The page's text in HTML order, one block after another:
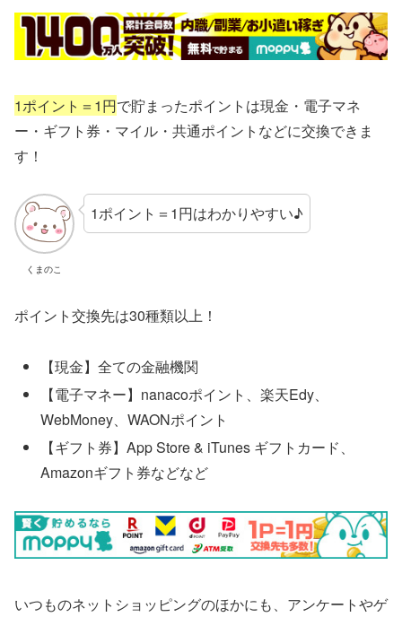
1ポイント＝1円で貯まったポイントは現金・電子マネ
ー・ギフト券・マイル・共通ポイントなどに交換できま
す！
くまのこ
1ポイント＝1円はわかりやすい♪
ポイント交換先は30種類以上！
【現金】全ての金融機関
【電子マネー】nanacoポイント、楽天Edy、
WebMoney、WAONポイント
【ギフト券】App Store & iTunes ギフトカード、
Amazonギフト券などなど
いつものネットショッピングのほかにも、アンケートやゲ